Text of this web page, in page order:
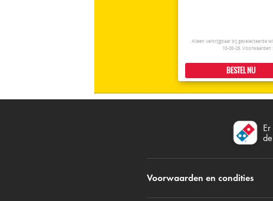
Alleen verkrijgbaar bij geselecteerde
10-08-26.Voorwaarden
BESTEL NU
Voorwaarden en condities